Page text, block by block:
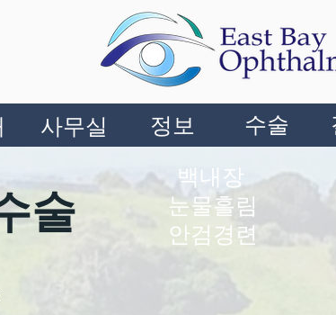
사무실 정보 수술
술
백내장
눈물흘림
안검경련